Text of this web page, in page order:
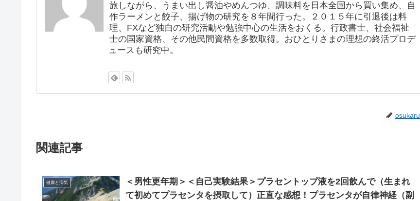
旅しながら、うまい出し醤油やめんつゆ、調味料を日本全国から買い集め、自
作ラーメンと餃子、揚げ物の研究を８年間行った。２０１５年に引退後は料
理、FXなど独自の研究活動や勉強中心の生活をおくる。行政書士、社会福祉
士の国家資格、その他民間資格を多数取得。おひとりさまの理想の終活プロデ
ュースも研究中。
osukaru
関連記事
健康と病気
＜男性更年期＞＜自己実験結果＞プラセントップ液を2回飲んで（生まれ
て初めてプラセンタを摂取して）正直な感想！プラセンタが自律神経（副